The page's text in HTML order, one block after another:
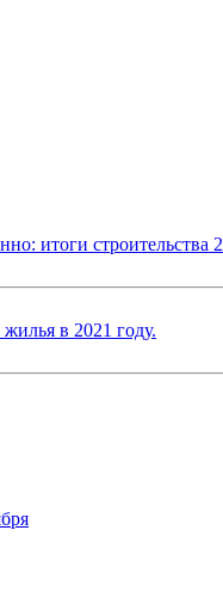
итоги строительства
в 2021 году.